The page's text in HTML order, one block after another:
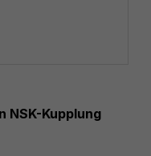
NSK-Kupplung